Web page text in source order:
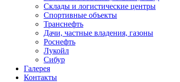
Склады и логистические центры
Спортивные объекты
Транснефть
Дачи, частные владения, газоны
Роснефть
Лукойл
Сибур
Галерея
Контакты